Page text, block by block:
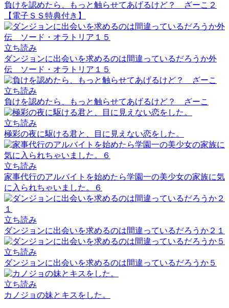
負けを認めたら、もっと触らせてあげるけど？ ざーこ２
【電子ＳＳ特典付き】
立ち読み
ダンジョンに出会いを求めるのは間違っているだろうか外
伝 ソード・オラトリア１５
立ち読み
負けを認めたら、もっと触らせてあげるけど？ ざーこ
立ち読み
極彩の夜に駆ける君と、目に見えない恋をした。
立ち読み
家事代行のアルバイトを始めたら学園一の美少女の家族に気
に入られちゃいました。６
立ち読み
ダンジョンに出会いを求めるのは間違っているだろうか２１
立ち読み
ダンジョンに出会いを求めるのは間違っているだろうか５
立ち読み
カノジョの妹とキスをした。